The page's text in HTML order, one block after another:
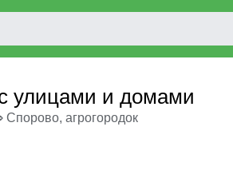
с улицами и домами
Спорово, агрогородок